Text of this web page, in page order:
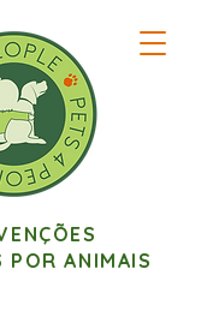
POR ANIMAIS